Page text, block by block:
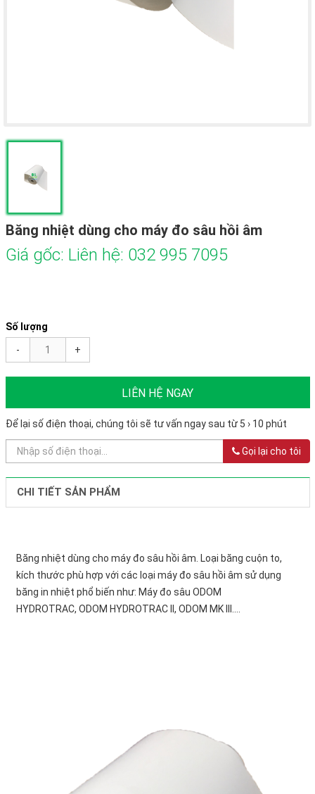
Băng nhiệt dùng cho máy đo sâu hồi âm
Giá gốc: Liên hệ: 032 995 7095
Số lượng
- +
LIÊN HỆ NGAY
Để lại số điện thoại, chúng tôi sẽ tư vấn ngay sau từ 5 › 10 phút
Gọi lại cho tôi
CHI TIẾT SẢN PHẨM
Băng nhiệt dùng cho máy đo sâu hồi âm. Loại băng cuộn to,
kích thước phù hợp với các loại máy đo sâu hồi âm sử dụng
băng in nhiệt phổ biến như: Máy đo sâu ODOM
HYDROTRAC, ODOM HYDROTRAC II, ODOM MK III....